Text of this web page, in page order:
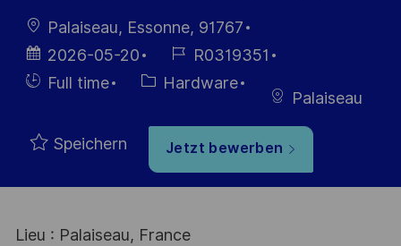
Ort
Palaiseau, Essonne, 91767
Datum der
Veröffentlichung
2026-05-20
Job-
ID
R0319351
Einstellunngstyp
Full time Kategorie
Hardware
Palaiseau
Speichern Jetzt bewerben
Lieu : Palaiseau, France